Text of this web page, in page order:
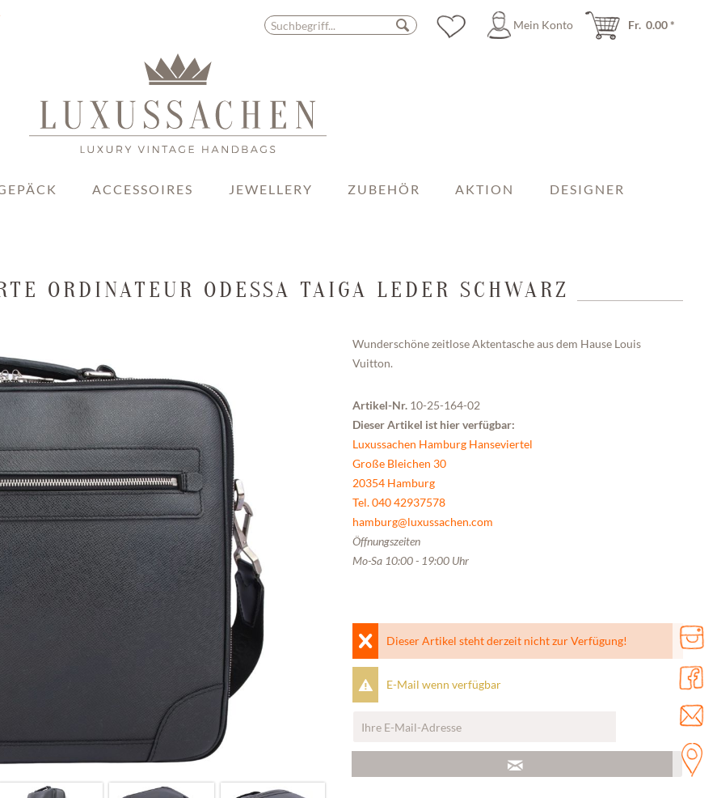
Mein Konto Fr. 0.00 *
ACCESSOIRES JEWELLERY ZUBEHÖR AKTION DESIGNER
ORDINATEUR ODESSA TAIGA LEDER SCHWARZ
Wunderschöne zeitlose Aktentasche aus dem Hause Louis
Vuitton.
Artikel-Nr. 10-25-164-02
Dieser Artikel ist hier verfügbar:
Luxussachen Hamburg Hanseviertel
Große Bleichen 30
20354 Hamburg
Tel. 040 42937578
hamburg@luxussachen.com
Öffnungszeiten
Mo-Sa 10:00 - 19:00 Uhr
Dieser Artikel steht derzeit nicht zur Verfügung!
E-Mail wenn verfügbar